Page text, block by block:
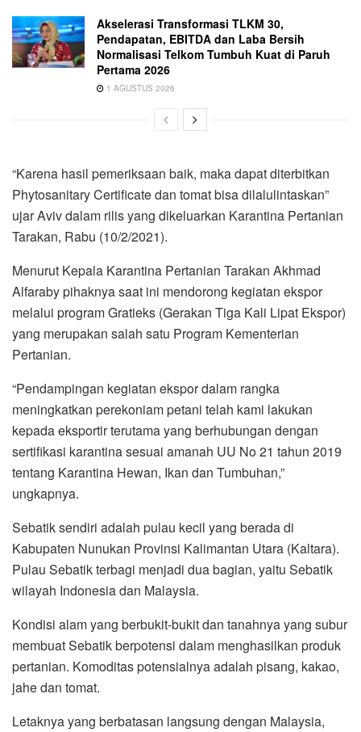
Akselerasi Transformasi TLKM 30,
Pendapatan, EBITDA dan Laba Bersih
Normalisasi Telkom Tumbuh Kuat di Paruh
Pertama 2026
1 AGUSTUS 2026
“Karena hasil pemeriksaan baik, maka dapat diterbitkan
Phytosanitary Certificate dan tomat bisa dilalulintaskan”
ujar Aviv dalam rilis yang dikeluarkan Karantina Pertanian
Tarakan, Rabu (10/2/2021).
Menurut Kepala Karantina Pertanian Tarakan Akhmad
Alfaraby pihaknya saat ini mendorong kegiatan ekspor
melalui program Gratieks (Gerakan Tiga Kali Lipat Ekspor)
yang merupakan salah satu Program Kementerian
Pertanian.
“Pendampingan kegiatan ekspor dalam rangka
meningkatkan perekoniam petani telah kami lakukan
kepada eksportir terutama yang berhubungan dengan
sertifikasi karantina sesuai amanah UU No 21 tahun 2019
tentang Karantina Hewan, Ikan dan Tumbuhan,”
ungkapnya.
Sebatik sendiri adalah pulau kecil yang berada di
Kabupaten Nunukan Provinsi Kalimantan Utara (Kaltara).
Pulau Sebatik terbagi menjadi dua bagian, yaitu Sebatik
wilayah Indonesia dan Malaysia.
Kondisi alam yang berbukit-bukit dan tanahnya yang subur
membuat Sebatik berpotensi dalam menghasilkan produk
pertanian. Komoditas potensialnya adalah pisang, kakao,
jahe dan tomat.
Letaknya yang berbatasan langsung dengan Malaysia,